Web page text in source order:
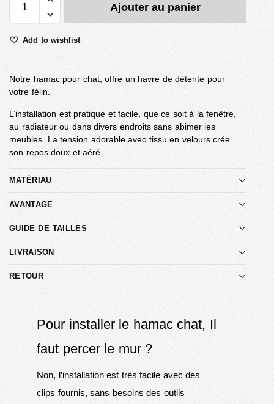
Ajouter au panier
Add to wishlist
Notre hamac pour chat, offre un havre de détente pour
votre félin.
L’installation est pratique et facile, que ce soit à la fenêtre,
au radiateur ou dans divers endroits sans abimer les
meubles. La tension adorable avec tissu en velours crée
son repos doux et aéré.
MATÉRIAU
AVANTAGE
GUIDE DE TAILLES
LIVRAISON
RETOUR
Pour installer le hamac chat, Il
faut percer le mur ?
Non, l’installation est très facile avec des
clips fournis, sans besoins des outils